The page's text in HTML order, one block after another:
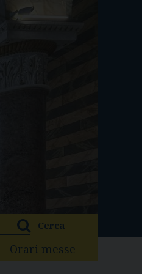
Cerca
Orari messe